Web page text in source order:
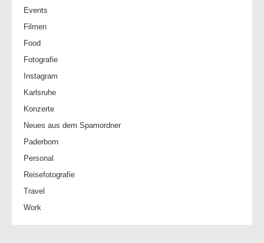
Events
Filmen
Food
Fotografie
Instagram
Karlsruhe
Konzerte
Neues aus dem Spamordner
Paderborn
Personal
Reisefotografie
Travel
Work